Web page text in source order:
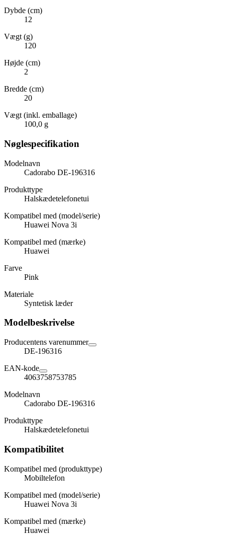
Dybde (cm)
12
Vægt (g)
120
Højde (cm)
2
Bredde (cm)
20
Vægt (inkl. emballage)
100,0 g
Nøglespecifikation
Modelnavn
Cadorabo DE-196316
Produkttype
Halskædetelefonetui
Kompatibel med (model/serie)
Huawei Nova 3i
Kompatibel med (mærke)
Huawei
Farve
Pink
Materiale
Syntetisk læder
Modelbeskrivelse
Producentens varenummer
DE-196316
EAN-kode
4063758753785
Modelnavn
Cadorabo DE-196316
Produkttype
Halskædetelefonetui
Kompatibilitet
Kompatibel med (produkttype)
Mobiltelefon
Kompatibel med (model/serie)
Huawei Nova 3i
Kompatibel med (mærke)
Huawei